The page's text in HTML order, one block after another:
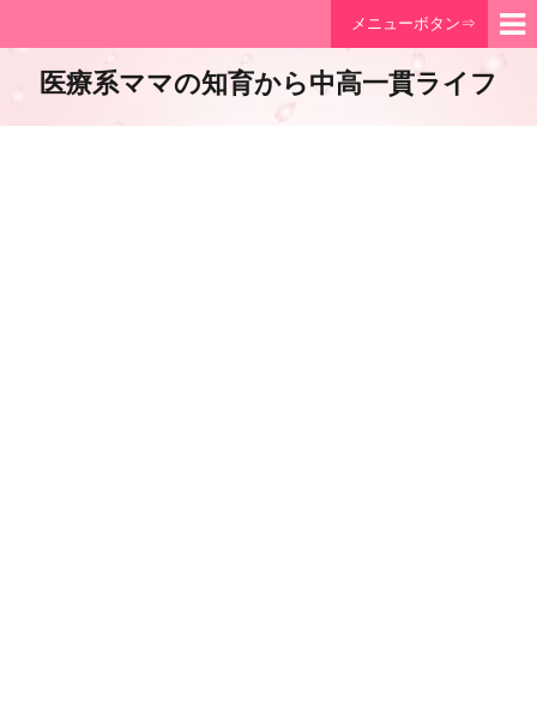
メニューボタン⇒
医療系ママの知育から中高一貫ライフ